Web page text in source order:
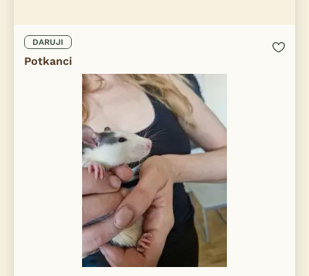
DARUJI
Potkanci